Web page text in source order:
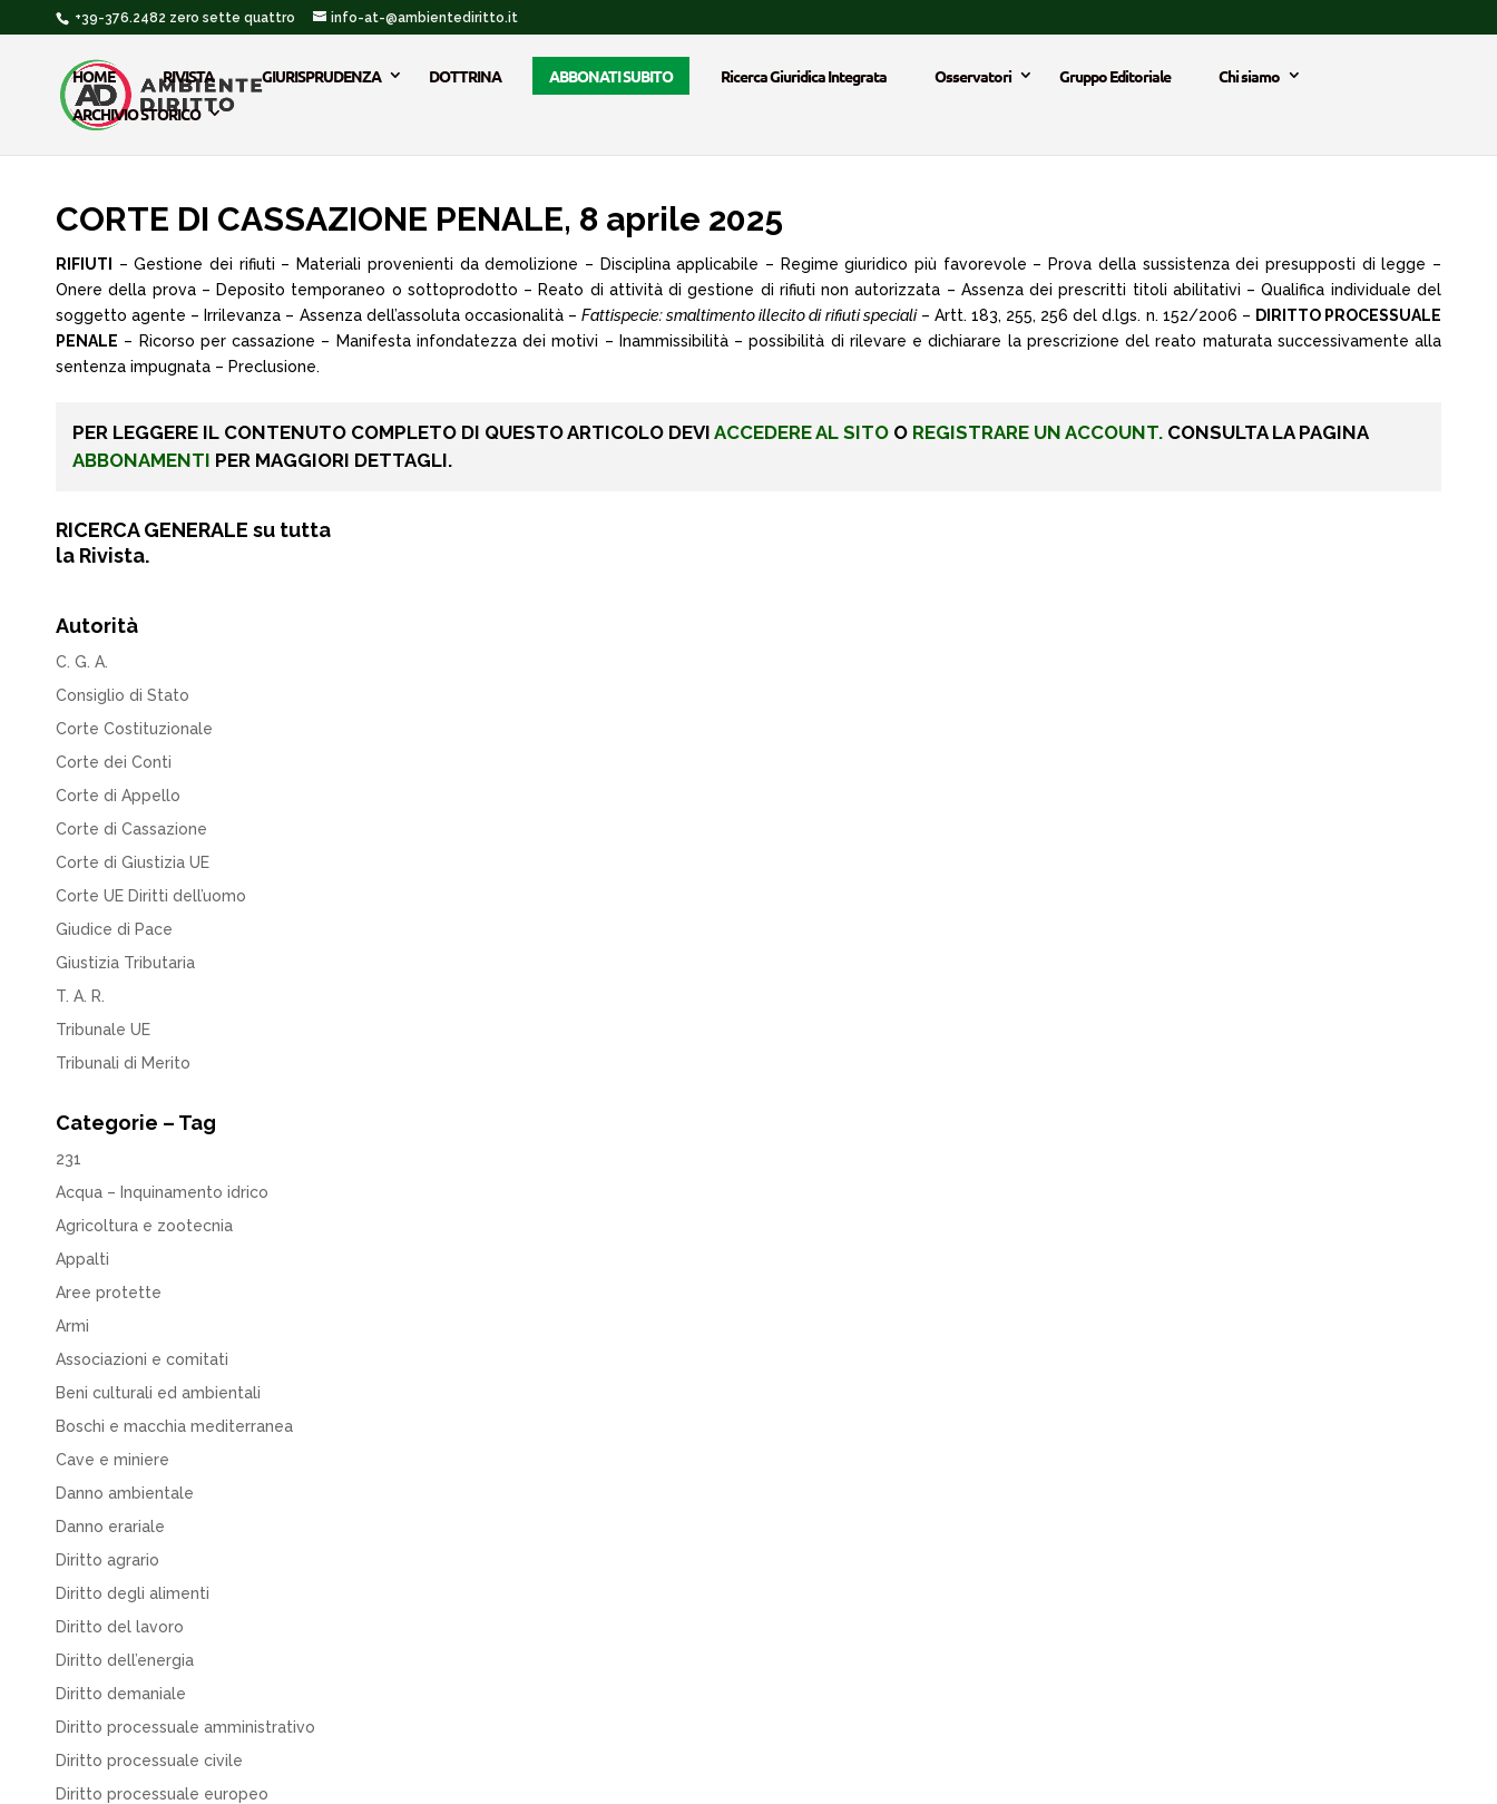
+39-376.2482 zero sette quattro info-at-@ambientediritto.it
HOME RIVISTA GIURISPRUDENZA DOTTRINA ABBONATI SUBITO Ricerca Giuridica Integrata Osservatori Gruppo Editoriale
Chi siamo
ARCHIVIO STORICO
CORTE DI CASSAZIONE PENALE, 8 aprile 2025
RIFIUTI
– Gestione dei rifiuti – Materiali provenienti da demolizione – Disciplina applicabile – Regime giuridico più favorevole – Prova della sussistenza dei presupposti di legge –
Onere della prova – Deposito temporaneo o sottoprodotto – Reato di attività di gestione di rifiuti non autorizzata – Assenza dei prescritti titoli abilitativi – Qualifica individuale del
soggetto agente – Irrilevanza – Assenza dell’assoluta occasionalità –Fattispecie: smaltimento illecito di rifiuti speciali– Artt. 183, 255, 256 del d.lgs. n. 152/2006 – DIRITTO PROCESSUALE
PENALE – Ricorso per cassazione – Manifesta infondatezza dei motivi – Inammissibilità – possibilità di rilevare e dichiarare la prescrizione del reato maturata successivamente alla
sentenza impugnata – Preclusione.
PER LEGGERE IL CONTENUTO COMPLETO DI QUESTO ARTICOLO DEVI ACCEDERE AL SITO O REGISTRARE UN ACCOUNT. CONSULTA LA PAGINA
ABBONAMENTI PER MAGGIORI DETTAGLI.
RICERCA GENERALE su tutta
la Rivista.
Autorità
C. G. A.
Consiglio di Stato
Corte Costituzionale
Corte dei Conti
Corte di Appello
Corte di Cassazione
Corte di Giustizia UE
Corte UE Diritti dell’uomo
Giudice di Pace
Giustizia Tributaria
T. A. R.
Tribunale UE
Tribunali di Merito
Categorie – Tag
231
Acqua – Inquinamento idrico
Agricoltura e zootecnia
Appalti
Aree protette
Armi
Associazioni e comitati
Beni culturali ed ambientali
Boschi e macchia mediterranea
Cave e miniere
Danno ambientale
Danno erariale
Diritto agrario
Diritto degli alimenti
Diritto del lavoro
Diritto dell’energia
Diritto demaniale
Diritto processuale amministrativo
Diritto processuale civile
Diritto processuale europeo